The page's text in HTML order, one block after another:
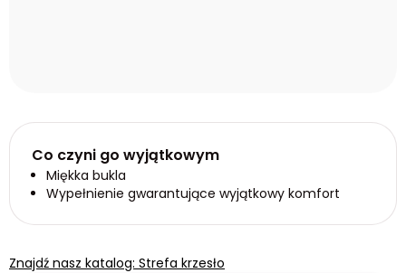
Co czyni go wyjątkowym
Miękka bukla
Wypełnienie gwarantujące wyjątkowy komfort
Znajdź nasz katalog: Strefa krzesło